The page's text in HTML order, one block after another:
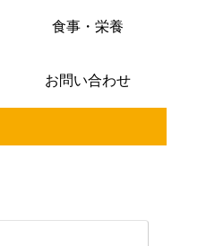
食事・栄養
お問い合わせ